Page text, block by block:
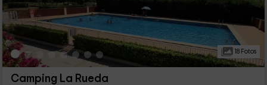
18 Fotos
Camping La Rueda